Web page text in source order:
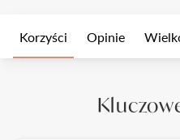
Korzyści Opinie